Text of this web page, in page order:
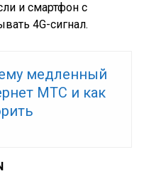
и смартфон с
4G-сигнал.
медленный
МТС и как